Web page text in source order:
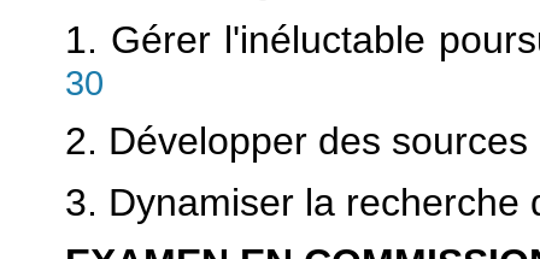
1. Gérer l'inéluctable
30
2. Développer des
3. Dynamiser la recherche